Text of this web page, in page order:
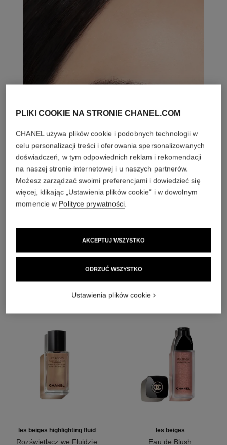
IDEALNE POŁĄCZENIE
les beiges highlighting fluid
Rozświetlacz we Fluidzie
les beiges
Eau de Blush
PLIKI COOKIE NA STRONIE CHANEL.COM
CHANEL używa plików cookie i podobnych technologii w
celu personalizacji treści i oferowania spersonalizowanych
doświadczeń, w tym odpowiednich reklam i rekomendacji
na naszej stronie internetowej i u naszych partnerów.
Możesz zarządzać swoimi preferencjami i dowiedzieć się
więcej, klikając „Ustawienia plików cookie” i w dowolnym
momencie w Polityce prywatności.
ODRZUĆ WSZYSTKO
AKCEPTUJ WSZYSTKO
Ustawienia plików cookie